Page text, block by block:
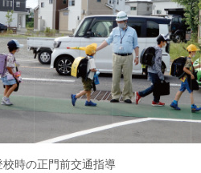
時の正門前交通指導